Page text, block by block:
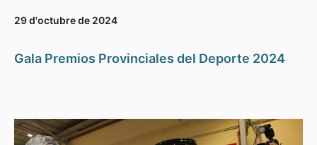
29 d'octubre de 2024
Gala Premios Provinciales del Deporte 2024